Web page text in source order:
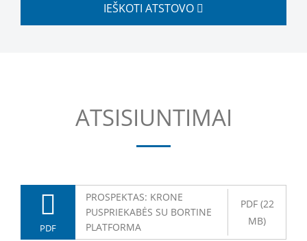
IEŠKOTI ATSTOVO
ATSISIUNTIMAI
PDF
PROSPEKTAS: KRONE
PUSPRIEKABĖS SU BORTINE
PLATFORMA
PDF (22
MB)